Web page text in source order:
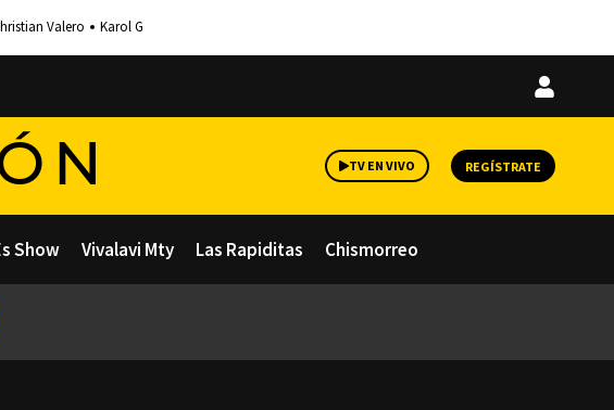
Valero Karol G
Iniciar
TV EN VIVO REGÍSTRATE
Show Vivalavi Mty Las Rapiditas Chismorreo